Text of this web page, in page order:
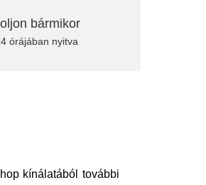
bármikor
órájában nyitva
kínálatából további